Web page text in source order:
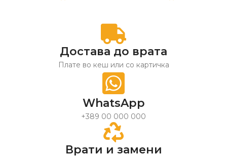
Достава до врата
Плате во кеш или со картичка
WhatsApp
+389 00 000 000
Врати и замени